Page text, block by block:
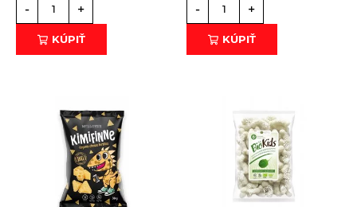
- +
KÚPIŤ
- +
KÚPIŤ